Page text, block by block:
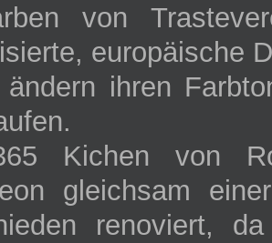
von
europäische
ändern ihren
Kichen von
gleichsam
renoviert,